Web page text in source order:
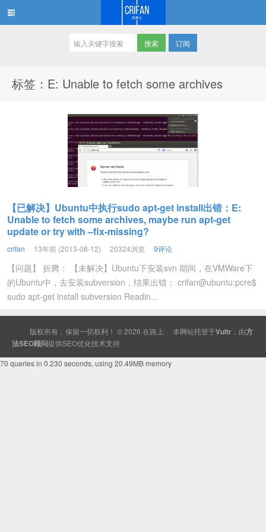
订阅
标签：E: Unable to fetch some archives
【已解决】Ubuntu中执行sudo apt-get install出错：E:
Unable to fetch some archives, maybe run apt-get
update or try with –fix-missing?
crifan 13年前 (2013-08-12) 20324浏览 9评论
【问题】 折腾： 【未解决】Ubuntu下安装svn 期间，在VMWare下
的Ubuntu中，去安装subversion，结果出错： crifan@ubuntu:pcre$
sudo apt-get install subversion Readin...
版权所有，保留一切权利！ © 2026 在路上 本网站托管于Vultr ，由方
法SEO顾问提供SEO优化技术支持
70 queries in 0.230 seconds, using 20.49MB memory